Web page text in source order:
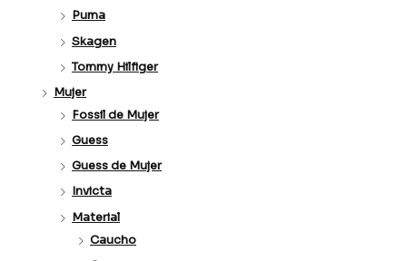
Puma
Skagen
Tommy Hilfiger
Mujer
Fossil de Mujer
Guess
Guess de Mujer
Invicta
Material
Caucho